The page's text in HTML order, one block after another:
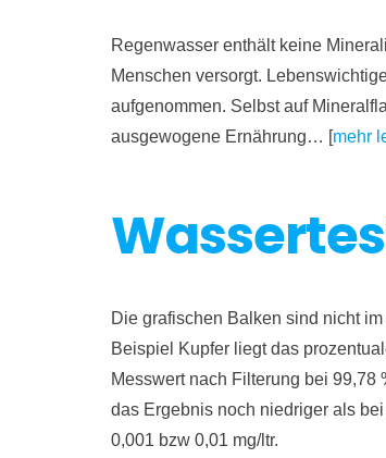
Regenwasser enthält keine
Menschen versorgt.
aufgenommen. Selbst auf
ausgewogene Ernährung… [mehr
Die grafischen Balken sind nicht
Beispiel Kupfer liegt das
Messwert nach Filterung bei
das Ergebnis noch niedriger als
0,001 bzw 0,01 mg/ltr.